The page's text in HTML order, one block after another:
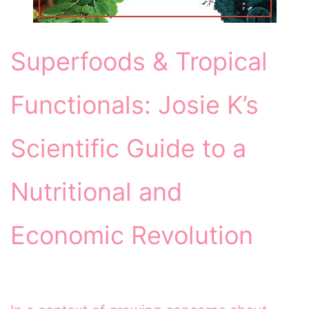
Superfoods & Tropical
Functionals: Josie K’s
Scientific Guide to a
Nutritional and
Economic Revolution